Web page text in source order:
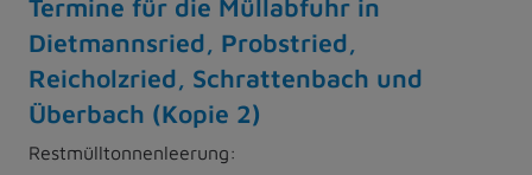
Termine für die Müllabfuhr in
Dietmannsried, Probstried,
Reicholzried, Schrattenbach und
Überbach (Kopie 2)
Restmülltonnenleerung: